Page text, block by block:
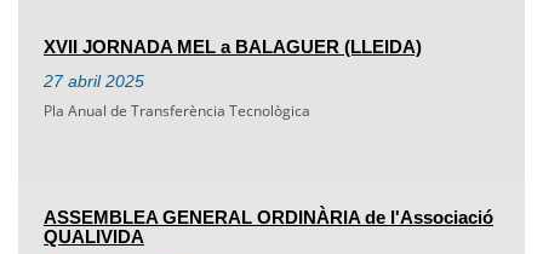
XVII JORNADA MEL a BALAGUER (LLEIDA)
27 abril 2025
Pla Anual de Transferència Tecnològica
ASSEMBLEA GENERAL ORDINÀRIA de l'Associació
QUALIVIDA